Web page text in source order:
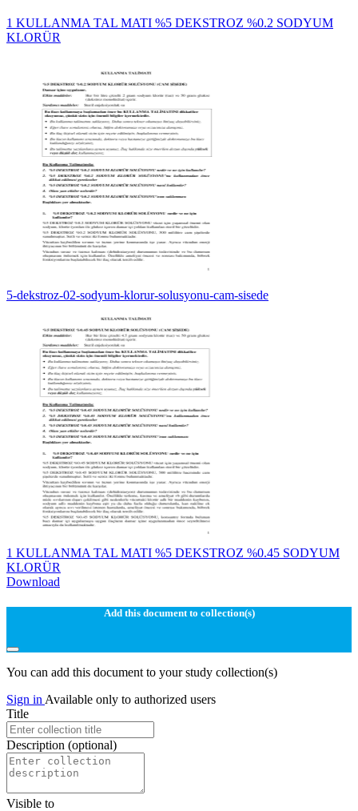
1 KULLANMA TAL MATI %5 DEKSTROZ %0.2 SODYUM
KLORÜR
5-dekstroz-02-sodyum-klorur-solusyonu-cam-sisede
1 KULLANMA TAL MATI %5 DEKSTROZ %0.45 SODYUM
KLORÜR
Download
Add this document to collection(s)
You can add this document to your study collection(s)
Sign in Available only to authorized users
Title
Description (optional)
Visible to